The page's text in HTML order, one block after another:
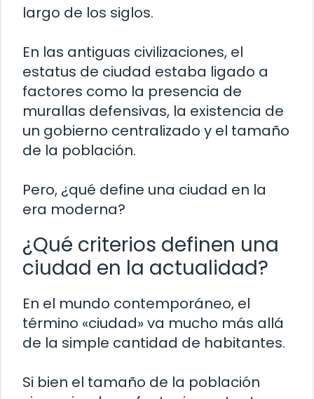
largo de los siglos.
En las antiguas civilizaciones, el
estatus de ciudad estaba ligado a
factores como la presencia de
murallas defensivas, la existencia de
un gobierno centralizado y el tamaño
de la población.
Pero, ¿qué define una ciudad en la
era moderna?
¿Qué criterios definen una
ciudad en la actualidad?
En el mundo contemporáneo, el
término «ciudad» va mucho más allá
de la simple cantidad de habitantes.
Si bien el tamaño de la población